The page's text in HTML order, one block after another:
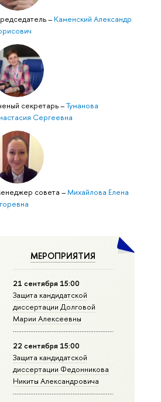
– Каменский Александр
секретарь–Туманова
Сергеевна
совета–Михайлова Елена
МЕРОПРИЯТИЯ
21 сентября 15:00
Защита кандидатской
диссертации Долговой
Марии Алексеевны
22 сентября 15:00
Защита кандидатской
диссертации Федонникова
Никиты Александровича